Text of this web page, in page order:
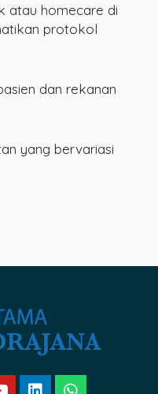
atau homecare di
protokol
dan rekanan
yang bervariasi